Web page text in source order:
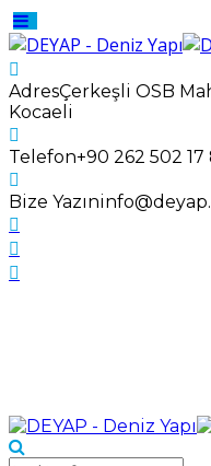
AdresÇerkeşli OSB
Kocaeli
Telefon+90 262 502 17
Bize Yazın